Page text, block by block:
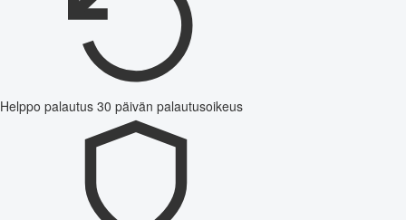
Helppo palautus 30 päivän palautusoikeus